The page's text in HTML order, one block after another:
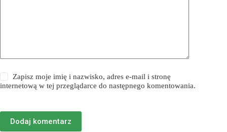
Zapisz moje imię i nazwisko, adres e-mail i stronę
internetową w tej przeglądarce do następnego komentowania.
Dodaj komentarz